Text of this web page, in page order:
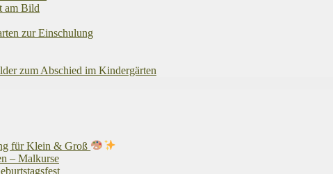
am Bild
zur Einschulung
zum Abschied im Kindergärten
für Klein & Groß
– Malkurse